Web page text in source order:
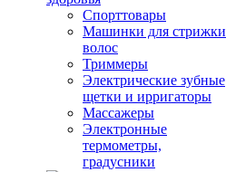
Спорттовары
Машинки для стрижки
волос
Триммеры
Электрические зубные
щетки и ирригаторы
Массажеры
Электронные
термометры,
градусники